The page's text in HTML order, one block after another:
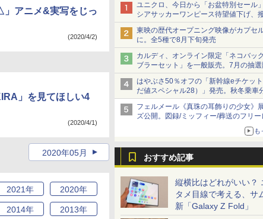
ユニクロ、今日から「お盆特別セール
シアサッカーワンピース待望値下げ、
ショーツは1990円に
東映の歴代オープニング映像がカプセ
に。全5種で8月下旬発売
カルディ、オンライン限定「ネコバッ
ブラーセット」を一般販売。7月の抽選
当選無効分
はやぶさ50％オフの「新幹線eチケッ
だ値スペシャル28）」発売。秋冬乗車
ねっと限定
フェルメール《真珠の耳飾りの少女》
ズ公開。図録/ミッフィー/葬送のフリー
も
おすすめ記事
縦横比はどれがいい？
タメ目線で考える、サ
新「Galaxy Z Fold」
アニメ&実写をじっ
(2020/4/2)
」を見てほしい4
(2020/4/1)
2020年05月
2021年 2020年
2014年 2013年